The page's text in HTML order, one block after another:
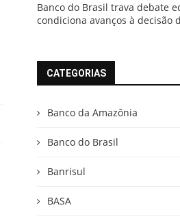
Banco do Brasil trava debate
condiciona avanços à decisão
CATEGORIAS
Banco da Amazônia
Banco do Brasil
Banrisul
BASA